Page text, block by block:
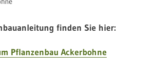
finden Sie hier:
Pflanzenbau Ackerbohne